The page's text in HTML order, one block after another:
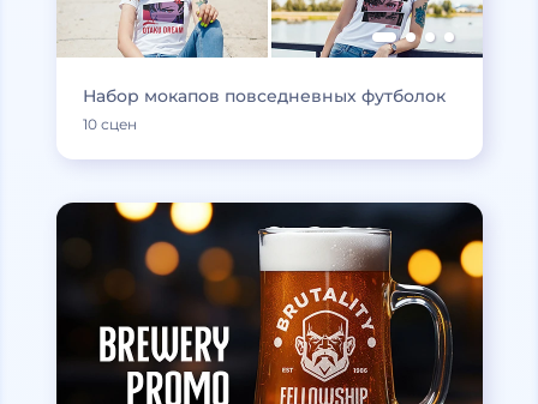
Набор мокапов повседневных футболок
10 сцен